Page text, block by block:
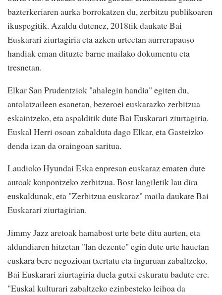
bazterkeriaren aurka borrokatzen du, zerbitzu publikoaren
ikuspegitik. Azaldu dutenez, 2018tik daukate Bai
Euskarari ziurtagiria eta azken urteetan aurrerapauso
handiak eman dituzte barne mailako dokumentu eta
tresnetan.
Elkar San Prudentziok "ahalegin handia" egiten du,
antolatzaileen esanetan, bezeroei euskarazko zerbitzua
eskaintzeko, eta aspalditik dute Bai Euskarari ziurtagiria.
Euskal Herri osoan zabalduta dago Elkar, eta Gasteizko
denda izan da oraingoan saritua.
Laudioko Hyundai Eska enpresan euskaraz ematen dute
autoak konpontzeko zerbitzua. Bost langiletik lau dira
euskaldunak, eta "Zerbitzua euskaraz" maila daukate Bai
Euskarari ziurtagirian.
Jimmy Jazz aretoak hamabost urte bete ditu aurten, eta
aldundiaren hitzetan "lan dezente" egin dute urte hauetan
euskara bere negozioan txertatu eta inguruan zabaltzeko,
Bai Euskarari ziurtagiria duela gutxi eskuratu badute ere.
"Euskal kulturari zabaltzeko ezinbesteko leihoa da